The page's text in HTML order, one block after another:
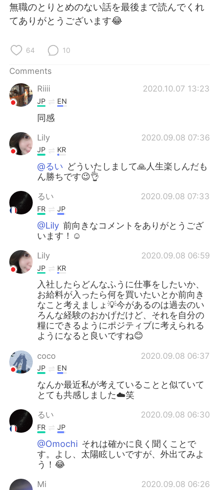
Indonesia Italiano
無職のとりとめのない話を最後まで読んでくれ
てありがとうございます😂
64 10
Comments
Riiii
2020.10.07 13:23
JP EN
同感
Lily 2020.09.08 07:36
JP KR
@るい どういたしまして🙏人生楽しんだも
ん勝ちです😉👌
るい 2020.09.08 07:33
FR JP
@Lily 前向きなコメントをありがとうござ
います！☺️
Lily 2020.09.08 06:59
JP KR
入社したらどんなふうに仕事をしたいか、
お給料が入ったら何を買いたいとか前向き
なこと考えましょ💡今があるのは過去のい
ろんな経験のおかげだけど、それを自分の
糧にできるようにポジティブに考えられる
ようになると良いですね😊
coco 2020.09.08 06:37
JP EN
なんか最近私が考えていることと似ていて
とても共感しました☁️笑
るい 2020.09.08 06:30
FR JP
@Omochi それは確かに良く聞くことで
す。よし、太陽眩しいですが、外出てみよ
う！😂
Mi 2020.09.08 06:26